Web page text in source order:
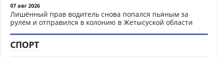
07 авг 2026
Лишённый прав водитель снова попался пьяным за
рулём и отправился в колонию в Жетысуской области
СПОРТ